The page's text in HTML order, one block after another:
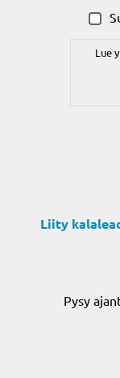
Lue
Liity
Pysy